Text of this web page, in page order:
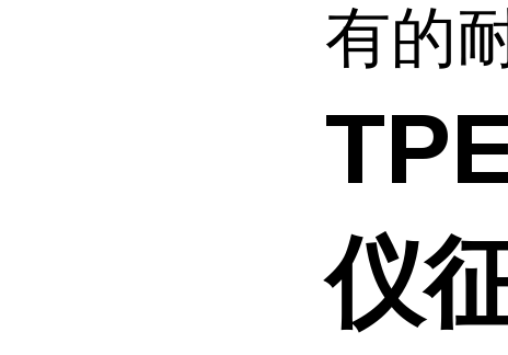
有的
仪